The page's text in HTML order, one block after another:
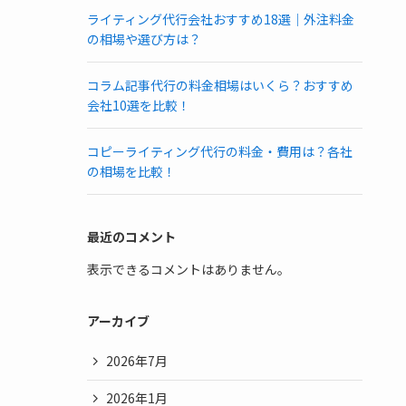
ライティング代行会社おすすめ18選｜外注料金
の相場や選び方は？
コラム記事代行の料金相場はいくら？おすすめ
会社10選を比較！
コピーライティング代行の料金・費用は？各社
の相場を比較！
最近のコメント
表示できるコメントはありません。
アーカイブ
2026年7月
2026年1月